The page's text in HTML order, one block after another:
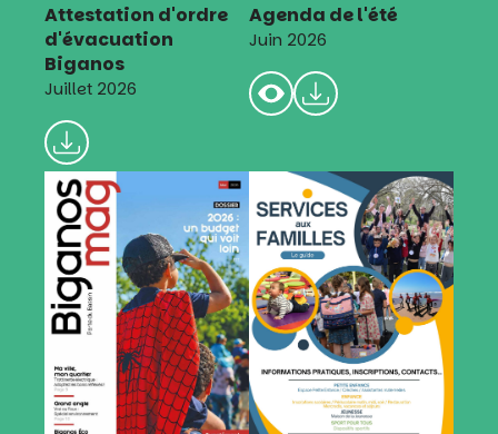
Attestation d'ordre
d'évacuation
Biganos
Juillet 2026
Agenda de l'été
Juin 2026